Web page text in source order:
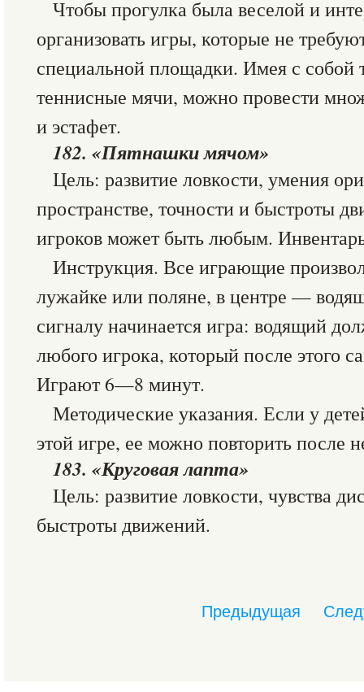
Чтобы прогулка была веселой и
организовать игры, которые не
специальной площадки. Имея с собой
теннисные мячи, можно провести
и эстафет.
182. «Пятнашки мячом»
Цель: развитие ловкости, умения
пространстве, точности и быстроты
игроков может быть любым.
Инструкция. Все играющие
лужайке или поляне, в центре —
сигналу начинается игра: водящий
любого игрока, который после этого
Играют 6—8 минут.
Методические указания. Если у
этой игре, ее можно повторить после
183. «Круговая лапта»
Цель: развитие ловкости, чувства
быстроты движений.
Предыдущая